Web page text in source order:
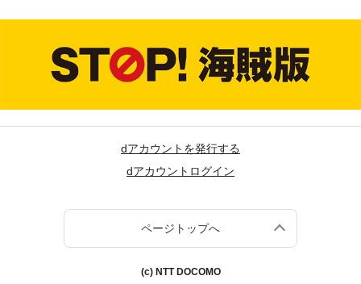
dアカウントを発行する
dアカウントログイン
ページトップへ
(c) NTT DOCOMO